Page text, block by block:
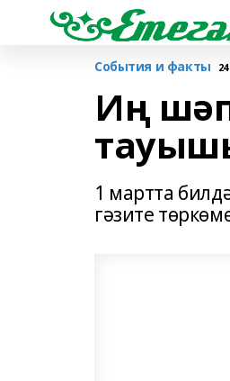
События и факты
Иң
1 мартта
гәзите